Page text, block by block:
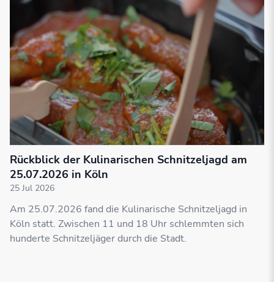
Rückblick der Kulinarischen Schnitzeljagd am
25.07.2026 in Köln
25 Jul 2026
Am 25.07.2026 fand die Kulinarische Schnitzeljagd in
Köln statt. Zwischen 11 und 18 Uhr schlemmten sich
hunderte Schnitzeljäger durch die Stadt.